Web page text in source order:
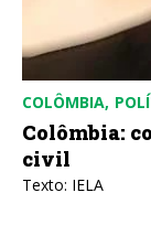
COLÔMBIA
Colômbia:
civil
Texto: IELA